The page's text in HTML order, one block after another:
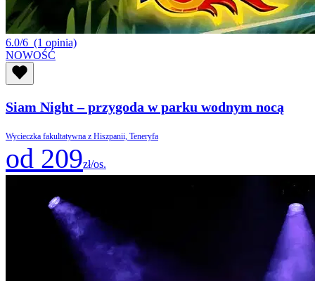
6.0/6 (1 opinia)
NOWOŚĆ
Siam Night – przygoda w parku wodnym nocą
Wycieczka fakultatywna z Hiszpanii, Teneryfa
od 209zł/os.